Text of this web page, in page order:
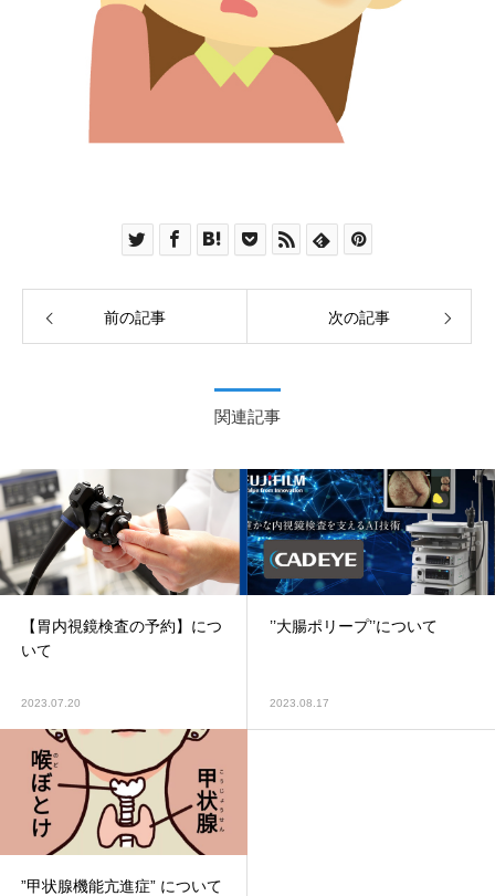
前の記事 次の記事
関連記事
【胃内視鏡検査の予約】につ
いて
2023.07.20
’’大腸ポリープ’’について
2023.08.17
”甲状腺機能亢進症” について